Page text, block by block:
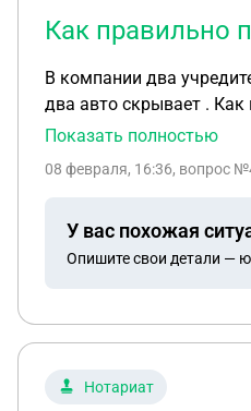
Как правильно
В компании два
два авто скрывает . Как
Показать полностью
08 февраля, 16:36, вопрос
У вас похожая
Опишите свои детали —
Нотариат